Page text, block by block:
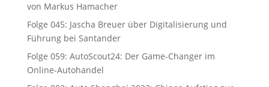
von Markus Hamacher
Folge 045: Jascha Breuer über Digitalisierung und
Führung bei Santander
Folge 059: AutoScout24: Der Game-Changer im
Online-Autohandel